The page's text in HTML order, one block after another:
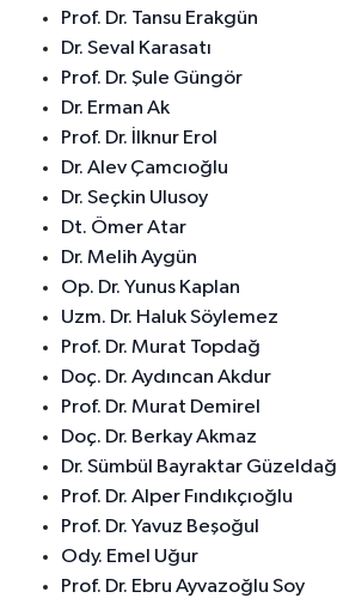
Prof. Dr. Tansu Erakgün
Dr. Seval Karasatı
Prof. Dr. Şule Güngör
Dr. Erman Ak
Prof. Dr. İlknur Erol
Dr. Alev Çamcıoğlu
Dr. Seçkin Ulusoy
Dt. Ömer Atar
Dr. Melih Aygün
Op. Dr. Yunus Kaplan
Uzm. Dr. Haluk Söylemez
Prof. Dr. Murat Topdağ
Doç. Dr. Aydıncan Akdur
Prof. Dr. Murat Demirel
Doç. Dr. Berkay Akmaz
Dr. Sümbül Bayraktar Güzeldağ
Prof. Dr. Alper Fındıkçıoğlu
Prof. Dr. Yavuz Beşoğul
Ody. Emel Uğur
Prof. Dr. Ebru Ayvazoğlu Soy